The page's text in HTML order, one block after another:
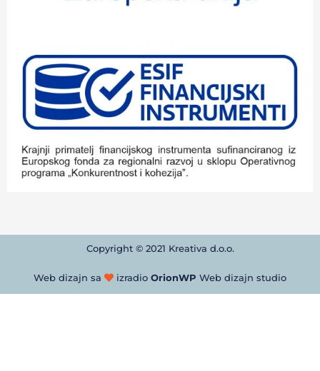
Copyright © 2021 Kreativa d.o.o.
Web dizajn sa izradio OrionWP Web dizajn studio